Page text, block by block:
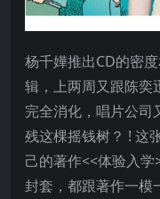
杨千嬅推出CD的密
辑，上两周又跟陈奕
完全消化，唱片公司
残这棵摇钱树？ ! 这
己的著作<<体验入
封套，都跟著作一模